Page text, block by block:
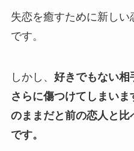
失恋を癒すために新し
です。
しかし、 好きでもない相
さらに傷つけてしまい
のままだと前の恋人と
です。